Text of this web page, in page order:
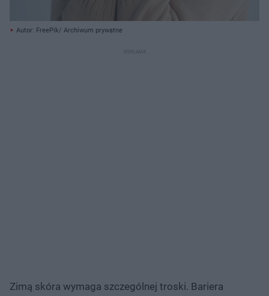
Autor: FreePik/ Archiwum prywatne
Zimą skóra wymaga szczególnej troski. Bariera